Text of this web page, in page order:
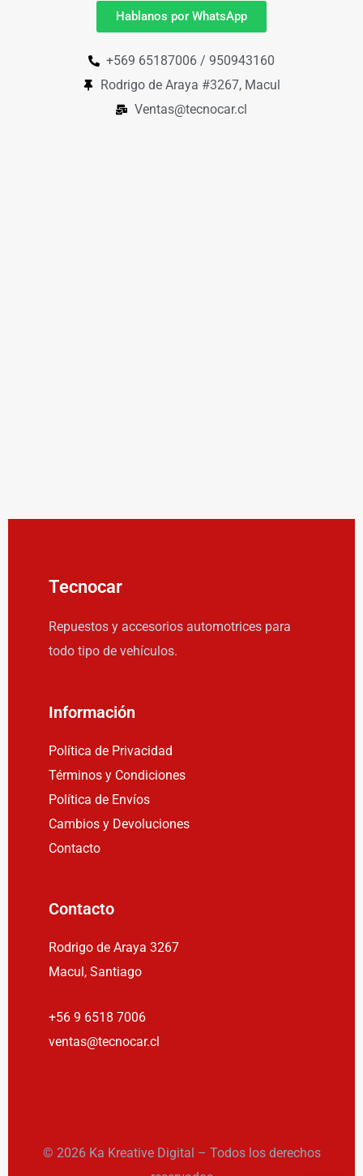
Hablanos por WhatsApp
+569 65187006 / 950943160
Rodrigo de Araya #3267, Macul
Ventas@tecnocar.cl
Tecnocar
Repuestos y accesorios automotrices para
todo tipo de vehículos.
Información
Política de Privacidad
Términos y Condiciones
Política de Envíos
Cambios y Devoluciones
Contacto
Contacto
Rodrigo de Araya 3267
Macul, Santiago
+56 9 6518 7006
ventas@tecnocar.cl
© 2026 Ka Kreative Digital – Todos los derechos